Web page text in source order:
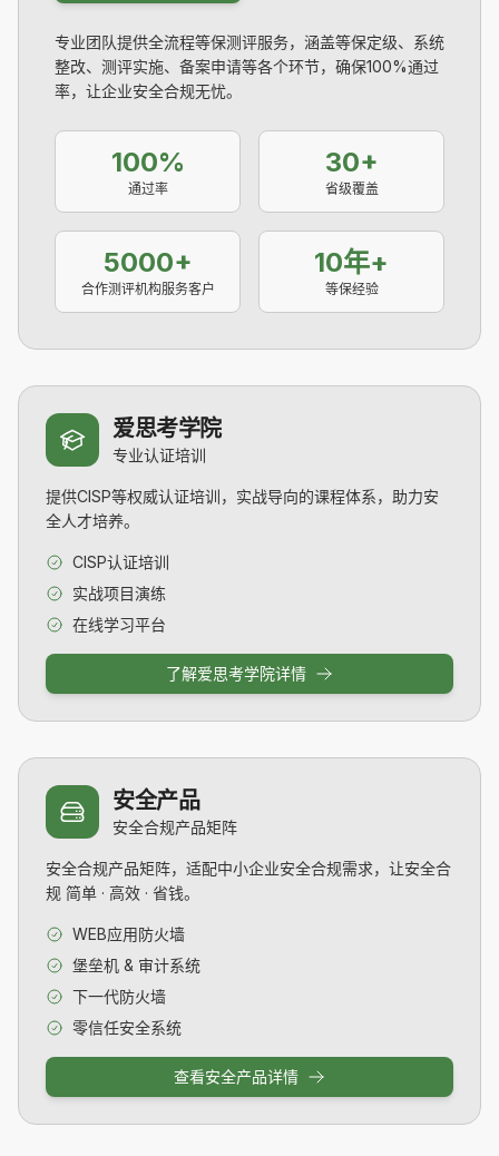
专业团队提供全流程等保测评服务，涵盖等保定级、系统
整改、测评实施、备案申请等各个环节，确保100%通过
率，让企业安全合规无忧。
100%
通过率
30+
省级覆盖
5000+
合作测评机构服务客户
10年+
等保经验
爱思考学院
专业认证培训
提供CISP等权威认证培训，实战导向的课程体系，助力安
全人才培养。
CISP认证培训
实战项目演练
在线学习平台
了解爱思考学院详情
安全产品
安全合规产品矩阵
安全合规产品矩阵，适配中小企业安全合规需求，让安全合
规 简单 · 高效 · 省钱。
WEB应用防火墙
堡垒机 & 审计系统
下一代防火墙
零信任安全系统
查看安全产品详情